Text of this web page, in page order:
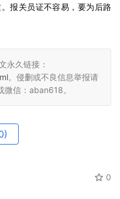
报关员证不容易，要为后路
永久链接：
。侵删或不良信息举报请
信：aban618。
0